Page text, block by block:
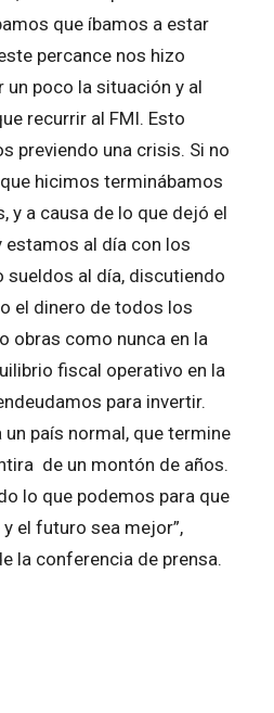
que íbamos a estar
percance nos hizo
un poco la situación y al
recurrir al FMI. Esto
previendo una crisis. Si no
hicimos terminábamos
y a causa de lo que dejó el
estamos al día con los
sueldos al día, discutiendo
el dinero de todos los
obras como nunca en la
fiscal operativo en la
para invertir.
país normal, que termine
de un montón de años.
lo que podemos para que
el futuro sea mejor”,
la conferencia de prensa.